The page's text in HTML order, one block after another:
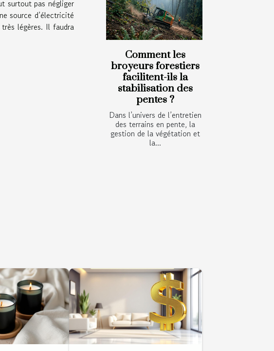
surtout pas négliger
source d’électricité
légères. Il faudra
Comment les
broyeurs forestiers
facilitent-ils la
stabilisation des
pentes ?
Dans l’univers de l’entretien
des terrains en pente, la
gestion de la végétation et
la...